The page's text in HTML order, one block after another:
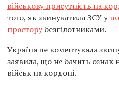
військову присутність на
того, як звинуватила ЗСУ у
простору безпілотниками.
Україна не коментувала
заявила, що не бачить ознак
військ на кордоні.